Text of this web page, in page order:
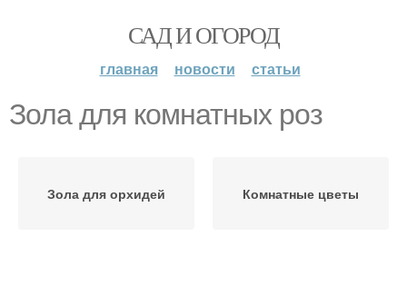
САД И ОГОРОД
главная новости статьи
Зола для комнатных роз
Зола для орхидей Комнатные цветы